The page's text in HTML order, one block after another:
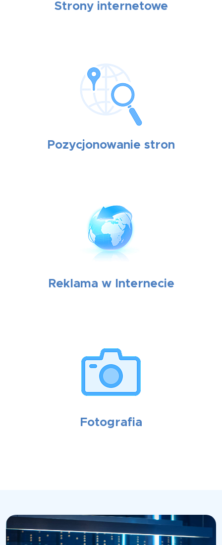
Strony internetowe
Pozycjonowanie stron
Reklama w Internecie
Fotografia